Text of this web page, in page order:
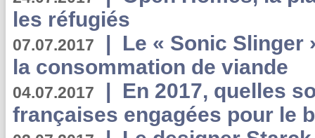
les réfugiés
07.07.2017 | Le « Sonic Slinger
la consommation de viande
04.07.2017 | En 2017, quelles
françaises engagées pour le